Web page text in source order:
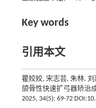
Key words
引用本文
瞿姣姣, 宋志芸, 朱林,
颌骨性快速扩弓器矫治
2025, 34(5): 69-72